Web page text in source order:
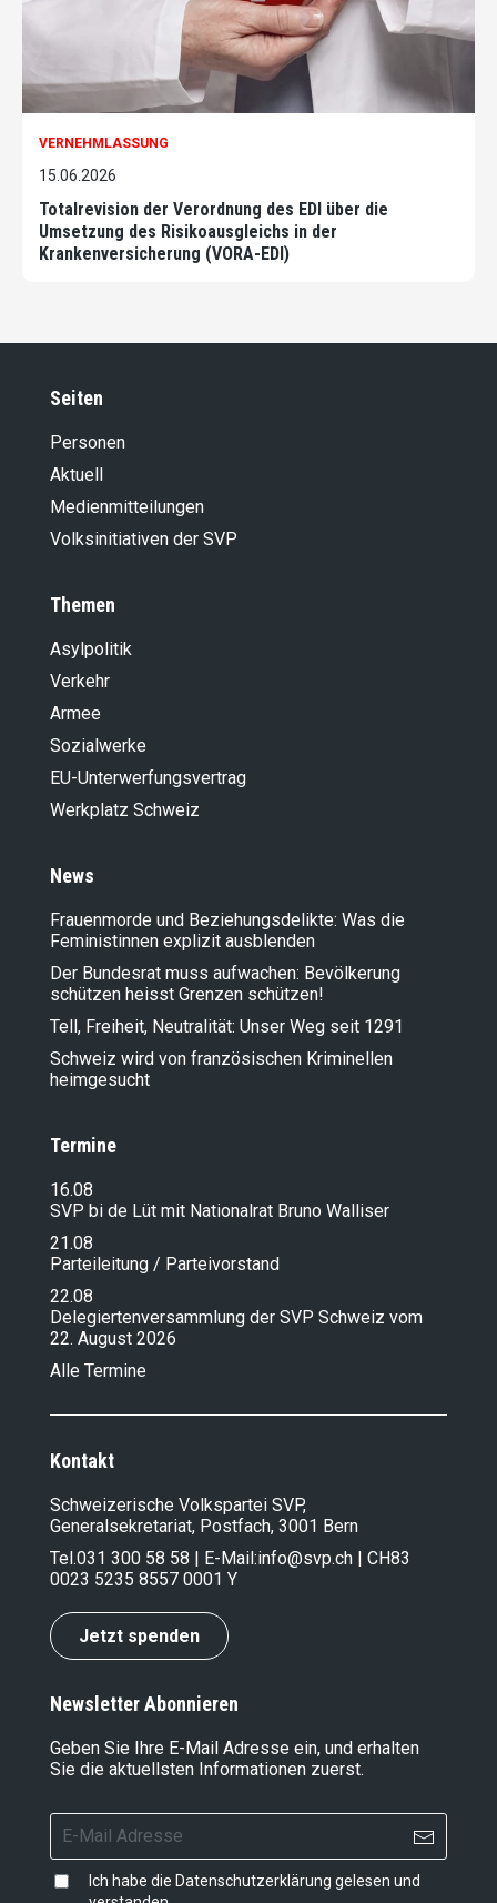
VERNEHMLASSUNG
15.06.2026
Totalrevision der Verordnung des EDI über die
Umsetzung des Risikoausgleichs in der
Krankenversicherung (VORA-EDI)
Seiten
Personen
Aktuell
Medienmitteilungen
Volksinitiativen der SVP
Themen
Asylpolitik
Verkehr
Armee
Sozialwerke
EU-Unterwerfungsvertrag
Werkplatz Schweiz
News
Frauenmorde und Beziehungsdelikte: Was die
Feministinnen explizit ausblenden
Der Bundesrat muss aufwachen: Bevölkerung
schützen heisst Grenzen schützen!
Tell, Freiheit, Neutralität: Unser Weg seit 1291
Schweiz wird von französischen Kriminellen
heimgesucht
Termine
16.08
SVP bi de Lüt mit Nationalrat Bruno Walliser
21.08
Parteileitung / Parteivorstand
22.08
Delegiertenversammlung der SVP Schweiz vom
22. August 2026
Alle Termine
Kontakt
Schweizerische Volkspartei SVP,
Generalsekretariat, Postfach, 3001 Bern
Tel.031 300 58 58 | E-Mail:info@svp.ch | CH83
0023 5235 8557 0001 Y
Jetzt spenden
Newsletter Abonnieren
Geben Sie Ihre E-Mail Adresse ein, und erhalten
Sie die aktuellsten Informationen zuerst.
Ich habe die Datenschutzerklärung gelesen und